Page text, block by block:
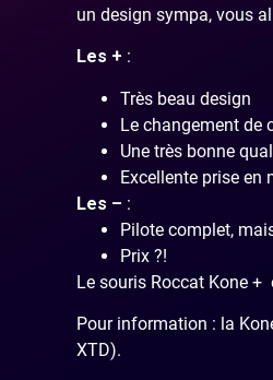
un design sympa, vous
Les + :
Très beau design
Le changement de
Une très bonne
Excellente prise en
Les – :
Pilote complet,
Prix ?!
Le souris Roccat Kone
Pour information : la
XTD).